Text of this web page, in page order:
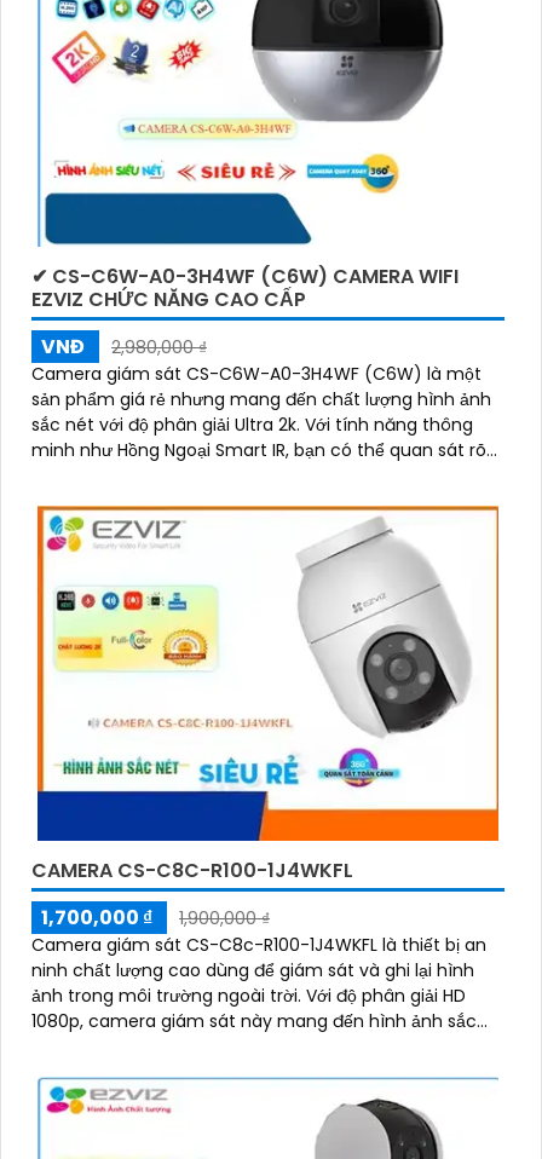
✔ CS-C6W-A0-3H4WF (C6W) CAMERA WIFI
EZVIZ CHỨC NĂNG CAO CẤP
VNĐ
2,980,000 ₫
Camera giám sát CS-C6W-A0-3H4WF (C6W) là một
sản phẩm giá rẻ nhưng mang đến chất lượng hình ảnh
sắc nét với độ phân giải Ultra 2k. Với tính năng thông
minh như Hồng Ngoại Smart IR, bạn có thể quan sát rõ
CAMERA CS-C8C-R100-1J4WKFL
1,700,000 ₫
1,900,000 ₫
Camera giám sát CS-C8c-R100-1J4WKFL là thiết bị an
ninh chất lượng cao dùng để giám sát và ghi lại hình
ảnh trong môi trường ngoài trời. Với độ phân giải HD
1080p, camera giám sát này mang đến hình ảnh sắc